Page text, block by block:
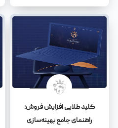
کلید طلایی افزایش فروش:
راهنمای جامع بهینه‌سازی